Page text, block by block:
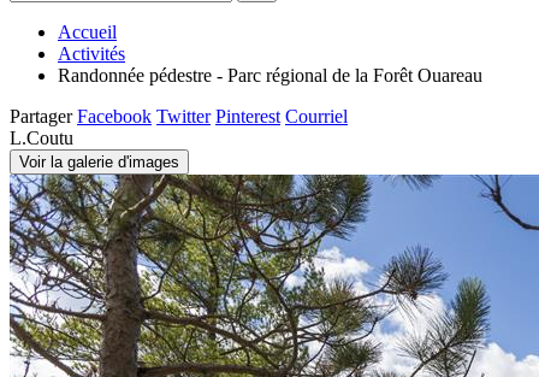
Accueil
Activités
Randonnée pédestre - Parc régional de la Forêt Ouareau
Partager Facebook Twitter Pinterest Courriel
L.Coutu
Voir la galerie d'images